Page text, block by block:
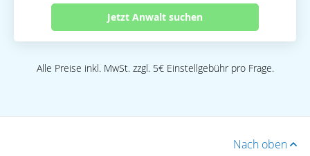
Jetzt Anwalt suchen
Alle Preise inkl. MwSt. zzgl. 5€ Einstellgebühr pro Frage.
Nach oben